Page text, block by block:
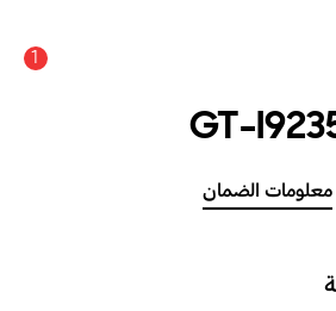
1
GT-
معلومات الضمان